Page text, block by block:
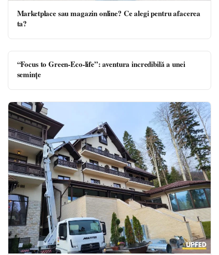
Marketplace sau magazin online? Ce alegi pentru afacerea
ta?
“Focus to Green-Eco-life”: aventura incredibilă a unei
semințe